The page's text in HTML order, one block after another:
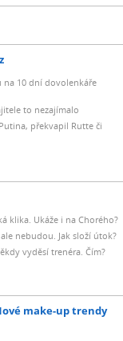
na 10 dní dovolenkáře
to nezajímalo
překvapil Rutte či
klika. Ukáže i na Chorého?
nebudou. Jak složí útok?
vyděsí trenéra. Čím?
make-up trendy